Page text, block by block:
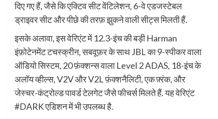
दिए गए हैं, जैसे कि एक्टिव सीट वेंटिलेशन, 6-वे एडजस्टेबल
ड्राइवर सीट और पीछे की तरफ़ झुकने वाली सीट्स मिलती हैं.
इसके अलावा, इस वेरिएंट में 12.3-इंच की बड़ी Harman
इंफ़ोटेनमेंट टचस्क्रीन, सबवूफ़र के साथ JBL का 9-स्पीकर वाला
ऑडियो सिस्टम, 20 फ़ंक्शन्स वाला Level 2 ADAS, 18-इंच के
अलॉय व्हील्स, V2V और V2L फ़ंक्शनैलिटी, एक फ़्रंक, और
जेस्चर-कंट्रोल्ड पावर्ड टेलगेट जैसे फीचर्स मिलते हैं. यह वेरिएंट
#DARK एडिशन में भी उपलब्ध है.